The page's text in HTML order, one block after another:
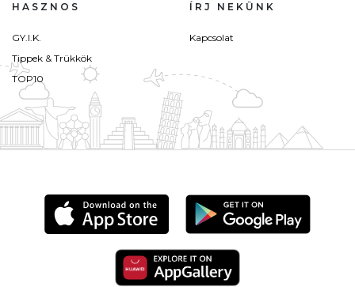
HASZNOS
GY.I.K.
Tippek & Trükkök
TOP10
ÍRJ NEKÜNK
Kapcsolat